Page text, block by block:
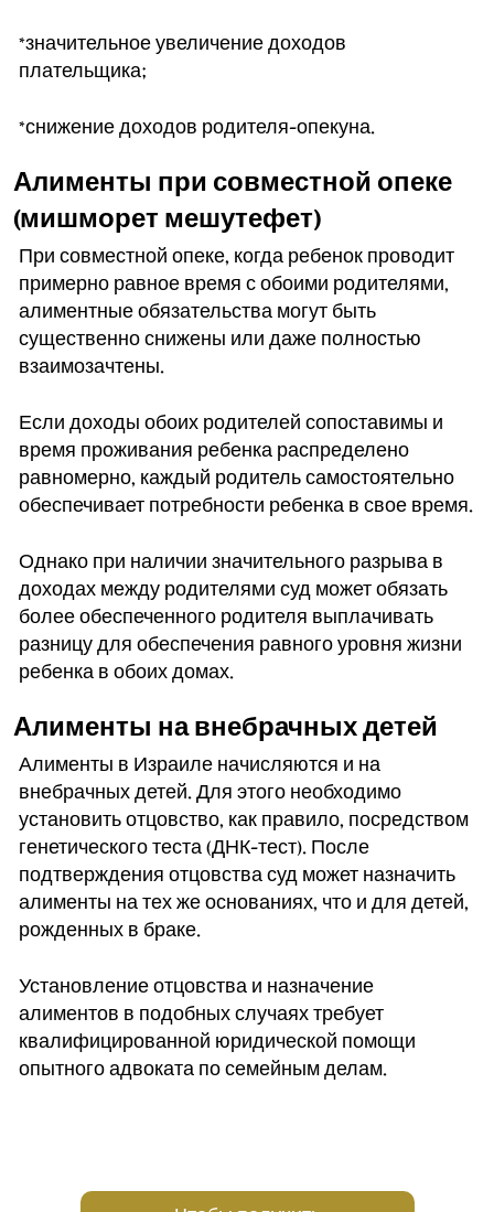
*значительное увеличение доходов
плательщика;
*снижение доходов родителя-опекуна.
Алименты при совместной опеке
(мишморет мешутефет)
При совместной опеке, когда ребенок проводит
примерно равное время с обоими родителями,
алиментные обязательства могут быть
существенно снижены или даже полностью
взаимозачтены.
Если доходы обоих родителей сопоставимы и
время проживания ребенка распределено
равномерно, каждый родитель самостоятельно
обеспечивает потребности ребенка в свое время.
Однако при наличии значительного разрыва в
доходах между родителями суд может обязать
более обеспеченного родителя выплачивать
разницу для обеспечения равного уровня жизни
ребенка в обоих домах.
Алименты на внебрачных детей
Алименты в Израиле начисляются и на
внебрачных детей. Для этого необходимо
установить отцовство, как правило, посредством
генетического теста (ДНК-тест). После
подтверждения отцовства суд может назначить
алименты на тех же основаниях, что и для детей,
рожденных в браке.
Установление отцовства и назначение
алиментов в подобных случаях требует
квалифицированной юридической помощи
опытного адвоката по семейным делам.